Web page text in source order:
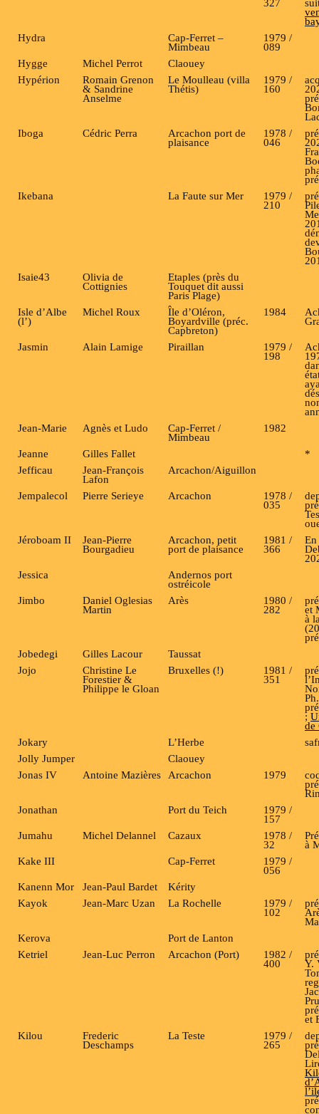
Hydra
Cap-Ferret –
Mimbeau
1979 /
089
Hygge
Michel Perrot
Claouey
Hypérion
Romain Grenon
& Sandrine
Anselme
Le Moulleau (villa
Thétis)
1979 /
160
Iboga
Cédric Perra Arcachon port de
plaisance
1978 /
046
Ikebana
La Faute sur Mer 1979 /
210
Isaie43
Olivia de
Cottignies
Etaples (près du
Touquet dit aussi
Paris Plage)
Isle d’Albe
(l’)
Michel Roux Île d’Oléron,
Boyardville (préc.
Capbreton)
1984
Jasmin Alain Lamige Piraillan 1979 /
198
Jean-Marie
Agnès et Ludo Cap-Ferret /
Mimbeau
1982
Jeanne Gilles Fallet
*
Jefficau
Jean-François
Lafon
Arcachon/Aiguillon
Jempalecol Pierre Serieye Arcachon 1978 /
035
Jéroboam II
Jean-Pierre
Bourgadieu
Arcachon, petit
port de plaisance
1981 /
366
En
Jessica
Andernos port
ostréicole
Jimbo
Daniel Oglesias
Martin
Arès 1980 /
282 et
à
Jobedegi
Gilles Lacour
Taussat
Jojo
Christine Le
Forestier &
Philippe le Gloan
Bruxelles (!) 1981 /
351
;
de
Jokary
L’Herbe
Jolly Jumper
Claouey
Jonas IV
Antoine Mazières Arcachon 1979
Jonathan
Port du Teich 1979 /
157
Jumahu
Michel Delannel Cazaux 1978 /
32
à
Kake III
Cap-Ferret 1979 /
056
Kanenn Mor
Jean-Paul Bardet
Kérity
Kayok
Jean-Marc Uzan La Rochelle 1979 /
102
Kerova
Port de Lanton
Ketriel
Jean-Luc Perron Arcachon (Port) 1982 /
400 Y.
et
Kilou
Frederic
Deschamps
La Teste 1979 /
265